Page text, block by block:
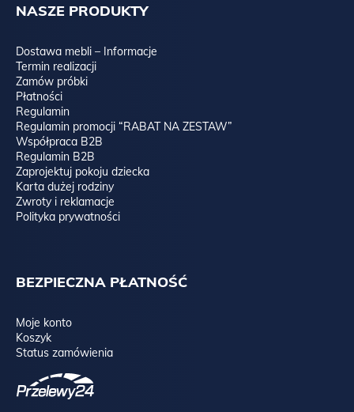
NASZE PRODUKTY
Dostawa mebli – Informacje
Termin realizacji
Zamów próbki
Płatności
Regulamin
Regulamin promocji “RABAT NA ZESTAW”
Współpraca B2B
Regulamin B2B
Zaprojektuj pokoju dziecka
Karta dużej rodziny
Zwroty i reklamacje
Polityka prywatności
BEZPIECZNA PŁATNOŚĆ
Moje konto
Koszyk
Status zamówienia